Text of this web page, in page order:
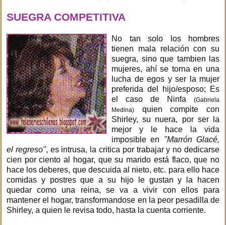
SUEGRA COMPETITIVA
No tan solo los hombres
tienen mala relación con su
suegra, sino que tambien las
mujeres, ahí se torna en una
lucha de egos y ser la mujer
preferida del hijo/esposo; Es
el caso de Ninfa
(Gabriela
Medina)
quien compite con
Shirley, su nuera, por ser la
mejor y le hace la vida
imposible en "Marrón Glacé,
el regreso", es intrusa, la critica por trabajar y no dedicarse
cien por ciento al hogar, que su marido está flaco, que no
hace los deberes, que descuida al nieto, etc. para ello hace
comidas y postres que a su hijo le gustan y la hacen
quedar como una reina, se va a vivir con ellos para
mantener el hogar, transformandose en la peor pesadilla de
Shirley, a quien le revisa todo, hasta la cuenta corriente.